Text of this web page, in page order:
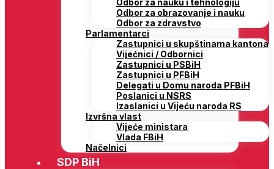
Odbor za nauku i tehnologiju
Odbor za obrazovanje i nauku
Odbor za zdravstvo
Parlamentarci
Zastupnici u skupštinama kantona
Vijećnici / Odbornici
Zastupnici u PSBiH
Zastupnici u PFBiH
Delegati u Domu naroda PFBiH
Poslanici u NSRS
Izaslanici u Vijeću naroda RS
Izvršna vlast
Vijeće ministara
Vlada FBiH
Načelnici
SDP BiH